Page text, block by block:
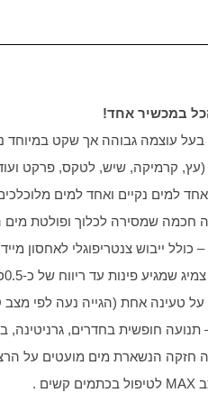
במכשיר אחד!
בעל עוצמה גבוהה אך שקט במיוחד
(עץ, קרמיקה, שיש, לטקס, פרקט
למים נקיים ואחד למים
שמסירה לכלוך ופולטת מים
כולל ייבוש צנטריפוגלי לאחסון
שמגיע פינות עד ריווח של כ‑0.5
חופשית בחדרים, גרניטינה,
חזקה הנשארת מים מועטים על
MAX לטיפול בכתמים קשים .